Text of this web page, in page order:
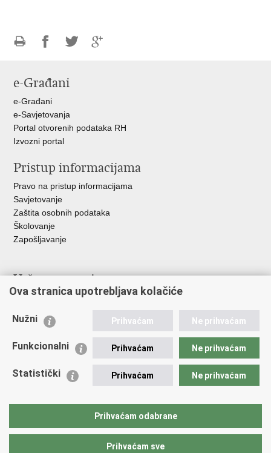
FacebookuTwitteru
e-Građani
e-Građani
e-Savjetovanja
Portal otvorenih podataka RH
Izvozni portal
Pristup informacijama
Pravo na pristup informacijama
Savjetovanje
Zaštita osobnih podataka
Školovanje
Zapošljavanje
Važne poveznice
Ministarstvo unutarnjih poslova
Udruge
Policijska akademija
Zaklada policijske solidarnosti
Vučetić"
Ova stranica upotrebljava kolačiće
Nužni Prihvaćam Ne prihvaćam
Funkcionalni Prihvaćam Ne prihvaćam
Statistički Prihvaćam Ne prihvaćam
Prihvaćam odabrane
Prihvaćam sve